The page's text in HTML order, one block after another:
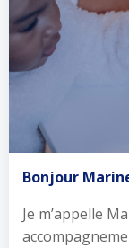
Bonjour
Je m’appelle